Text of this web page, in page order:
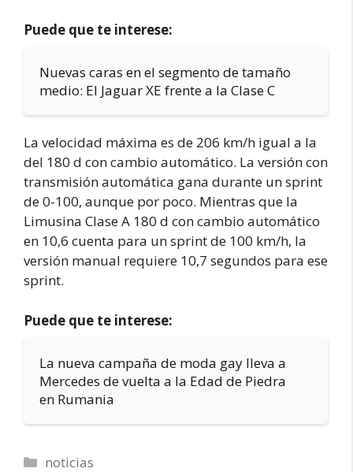
Puede que te interese:
Nuevas caras en el segmento de tamaño
medio: El Jaguar XE frente a la Clase C
La velocidad máxima es de 206 km/h igual a la
del 180 d con cambio automático. La versión con
transmisión automática gana durante un sprint
de 0-100, aunque por poco. Mientras que la
Limusina Clase A 180 d con cambio automático
en 10,6 cuenta para un sprint de 100 km/h, la
versión manual requiere 10,7 segundos para ese
sprint.
Puede que te interese:
La nueva campaña de moda gay lleva a
Mercedes de vuelta a la Edad de Piedra
en Rumania
Categorías
noticias